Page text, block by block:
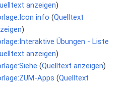
anzeigen)
info (Quelltext
)
Übungen - Liste
anzeigen)
(Quelltext anzeigen)
Apps (Quelltext